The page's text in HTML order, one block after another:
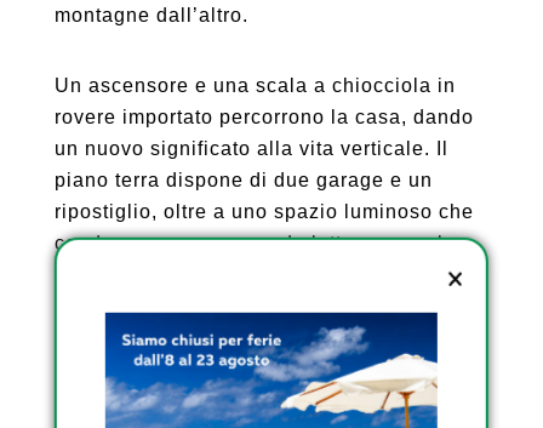
montagne dall’altro.
Un ascensore e una scala a chiocciola in
rovere importato percorrono la casa, dando
un nuovo significato alla vita verticale. Il
piano terra dispone di due garage e un
ripostiglio, oltre a uno spazio luminoso che
conduce a una camera da letto e soppalco.
I piani superiori ospitano la cucina, una
camera da letto a tema pirata completa di